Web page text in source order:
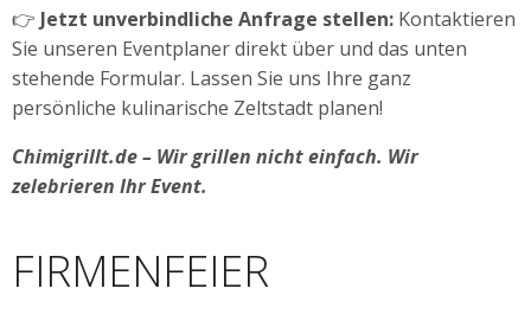
👉 Jetzt unverbindliche Anfrage stellen: Kontaktieren
Sie unseren Eventplaner direkt über und das unten
stehende Formular. Lassen Sie uns Ihre ganz
persönliche kulinarische Zeltstadt planen!
Chimigrillt.de – Wir grillen nicht einfach. Wir
zelebrieren Ihr Event.
FIRMENFEIER